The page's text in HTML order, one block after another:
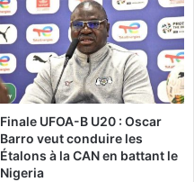
Finale UFOA-B U20 : Oscar
Barro veut conduire les
Étalons à la CAN en battant le
Nigeria